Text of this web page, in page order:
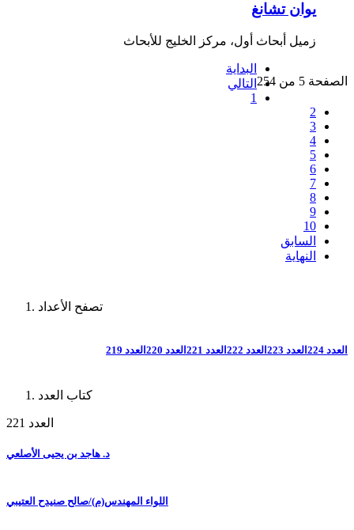
يوان تشانغ
زميل أبحاث أول، مركز الخليج للأبحاث
الصفحة 5 من 254
البداية
التالي
1
2
3
4
5
6
7
8
9
10
السابق
النهاية
تصفح الأعداد
العدد 224 العدد 223 العدد 222 العدد 221 العدد 220 العدد 219
كتاب العدد
العدد 221
د. هاجد بن يحيى الأصلعي
اللواء المهندس(م)/صالح صنيدح العتيبي